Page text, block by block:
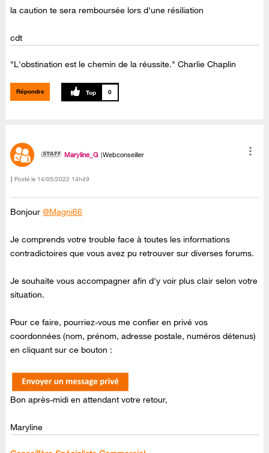
la caution te sera remboursée lors d'une résiliation
cdt
"L'obstination est le chemin de la réussite." Charlie Chaplin
Répondre 0
Maryline_G Webconseiller
Posté le ‎14/05/2022 14h49
Bonjour@Magni66
Je comprends votre trouble face à toutes les informations
contradictoires que vous avez pu retrouver sur diverses forums.
Je souhaite vous accompagner afin d'y voir plus clair selon votre
situation.
Pour ce faire, pourriez-vous me confier en privé vos
coordonnées (nom, prénom, adresse postale, numéros détenus)
en cliquant sur ce bouton :
Bon après-midi en attendant votre retour,
Maryline